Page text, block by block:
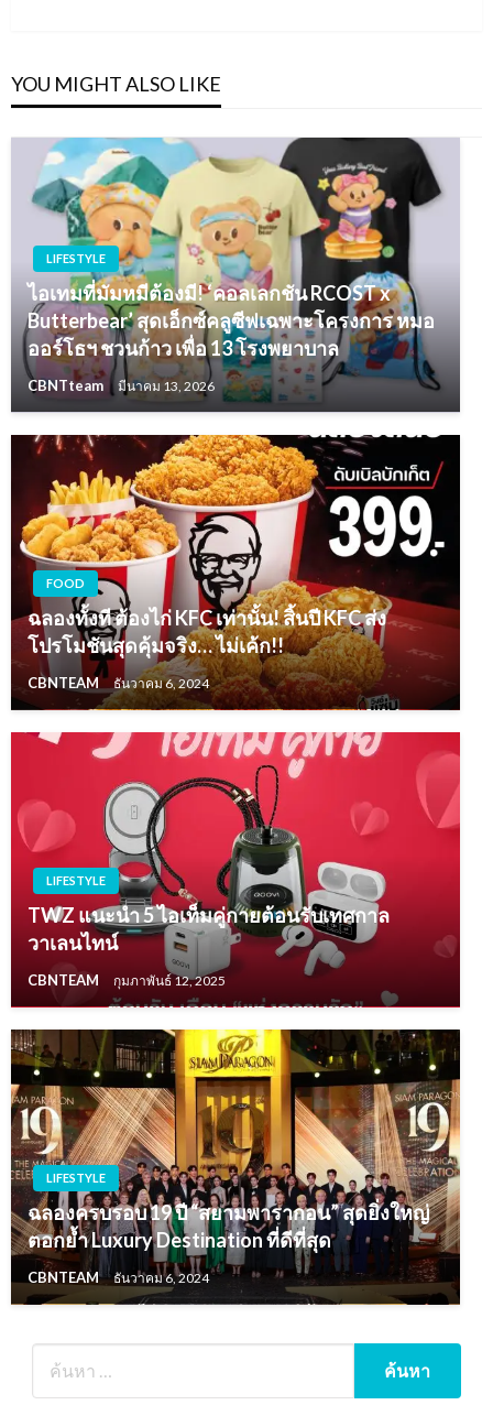
YOU MIGHT ALSO LIKE
LIFESTYLE
ไอเทมที่มัมหมีต้องมี! ‘คอลเลกชัน RCOST x
Butterbear’ สุดเอ็กซ์คลูซีฟเฉพาะโครงการ หมอ
ออร์โธฯ ชวนก้าว เพื่อ 13 โรงพยาบาล
CBNTteam มีนาคม 13, 2026
FOOD
ฉลองทั้งที ต้องไก่ KFC เท่านั้น! สิ้นปี KFC ส่ง
โปรโมชันสุดคุ้มจริง… ไม่เค้ก!!
CBNTEAM ธันวาคม 6, 2024
LIFESTYLE
TWZ แนะนำ 5 ไอเท็มคู่กายต้อนรับเทศกาล
วาเลนไทน์
CBNTEAM กุมภาพันธ์ 12, 2025
LIFESTYLE
ฉลองครบรอบ 19 ปี “สยามพารากอน” สุดยิ่งใหญ่
ตอกย้ำ Luxury Destination ที่ดีที่สุด
CBNTEAM ธันวาคม 6, 2024